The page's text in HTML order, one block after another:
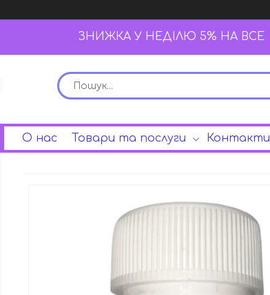
ЗНИЖКА У НЕДІЛЮ 5% НА ВСЕ
О нас Товари та послуги Контакти